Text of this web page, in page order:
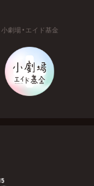
小劇場・エイド基金